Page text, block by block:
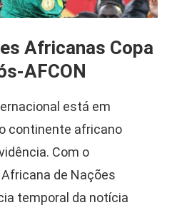
Africanas Copa
AFCON
está em
continente africano
Com o
de Nações
temporal da notícia